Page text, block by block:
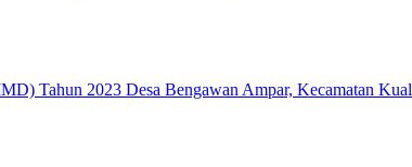
Tahun 2023 Desa Bengawan Ampar, Kecamatan